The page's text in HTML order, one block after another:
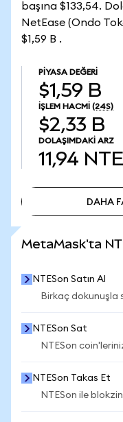
başına $133,54.
NetEase (Ondo
$1,59 B .
PIYASA DEĞERI
$1,59 B
İŞLEM HACMI (24S)
$2,33 B
DOLAŞIMDAKI ARZ
11,94
DAHA
MetaMask'ta
NTESon Satın Al
Birkaç dokunuşla
NTESon Sat
NTESon
NTESon Takas Et
NTESon ile